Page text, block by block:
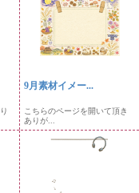
9月素材イメー...
こちらのページを開いて頂き
ありが...